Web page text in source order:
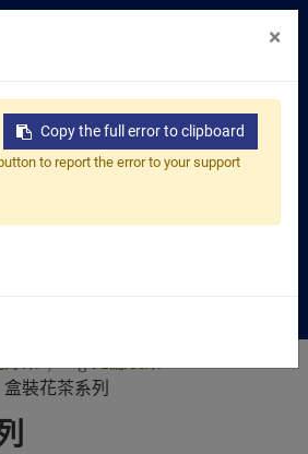
茶系列，選用各種天然花
彿置身於花海中。每包2g
平靜與放鬆，還能品嚐到
常放鬆的完美選擇。
盒裝花茶系列
×
Copy the full error to clipboard
to report the error to your support